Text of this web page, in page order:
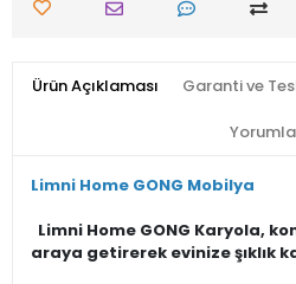
Ürün Açıklaması Garanti ve
Limni Home GONG Mobilya
Limni Home GONG Karyola,
araya getirerek evinize şıklık